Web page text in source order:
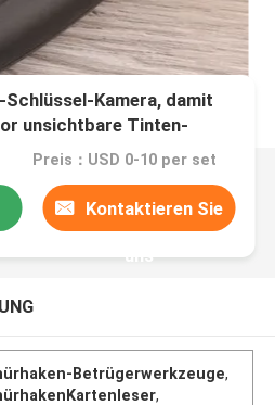
Kamera, damit
unsichtbare Tinten-
Preis：USD 0-10 per set
Kontaktieren Sie
uns
Betrügerwerkzeuge,
,